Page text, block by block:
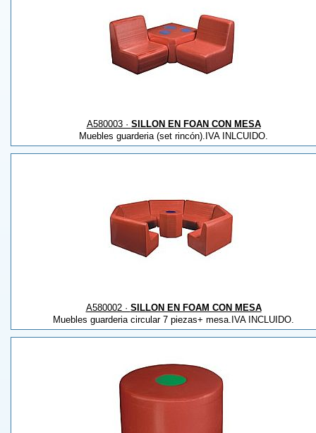
A580003 · SILLON EN FOAN CON MESA
Muebles guarderia (set rincón).IVA INLCUIDO.
A580002 · SILLON EN FOAM CON MESA
Muebles guarderia circular 7 piezas+ mesa.IVA INCLUIDO.